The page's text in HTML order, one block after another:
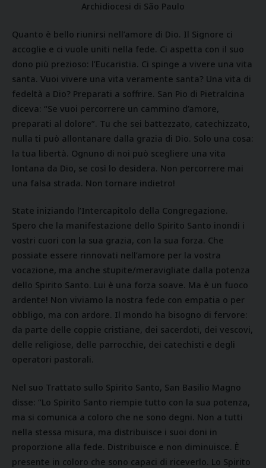
Archidiocesi di São Paulo
Quanto è bello riunirsi nell’amore di Dio. Il Signore ci
accoglie e ci vuole uniti nella fede. Ci aspetta con il suo
dono più prezioso: l’Eucaristia. Ci spinge a vivere una vita
santa. Vuoi vivere una vita veramente santa? Una vita di
fedeltà a Dio? Preparati a soffrire. San Pio di Pietralcina
diceva: “Se vuoi percorrere un cammino d’amore,
preparati al dolore”. Tu che sei battezzato, catechizzato,
nulla ti può allontanare dalla grazia di Dio. Solo una cosa:
la tua libertà. Ognuno di noi può scegliere una vita
lontana da Dio, se così lo desidera. Non percorrere mai
una falsa strada. Non tornare indietro!
State iniziando l’Intercapitolo della Congregazione.
Spero che la manifestazione dello Spirito Santo inondi i
vostri cuori con la sua grazia, con la sua forza. Che
possiate essere rinnovati nell’amore per la vostra
vocazione, ma anche stupite/meravigliate dalla potenza
dello Spirito Santo. Lui è una forza soave. Ma è un fuoco
ardente! Non viviamo la nostra fede con empatia o per
obbligo, ma con ardore. Il mondo ha bisogno di fervore:
da parte delle coppie cristiane, dei sacerdoti, dei vescovi,
delle religiose, delle parrocchie, dei catechisti e degli
operatori pastorali.
Nel suo Trattato sullo Spirito Santo, San Basilio Magno
disse: “Lo Spirito Santo riempie tutto con la sua potenza,
ma si comunica a coloro che ne sono degni. Non a tutti
nella stessa misura, ma distribuisce i suoi doni in
proporzione alla fede. Distribuisce e non diminuisce. È
presente in coloro che sono capaci di riceverlo. Lo Spirito